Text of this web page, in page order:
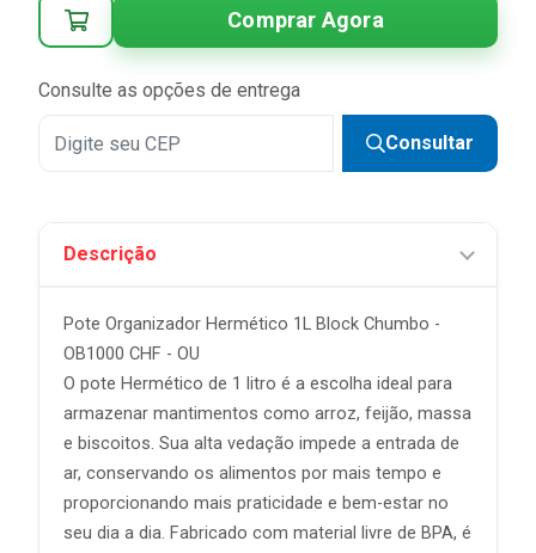
Comprar Agora
Consulte as opções de entrega
Consultar
Descrição
Pote Organizador Hermético 1L Block Chumbo -
OB1000 CHF - OU
O pote Hermético de 1 litro é a escolha ideal para
armazenar mantimentos como arroz, feijão, massa
e biscoitos. Sua alta vedação impede a entrada de
ar, conservando os alimentos por mais tempo e
proporcionando mais praticidade e bem-estar no
seu dia a dia. Fabricado com material livre de BPA, é